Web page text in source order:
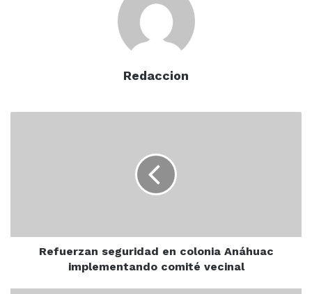
“Normalmente los trámites tardan
agregó el Alcalde.
Por su parte el secretario de desarrollo económico
Redaccion
Refuerzan seguridad en colonia Anáhuac
implementando comité vecinal